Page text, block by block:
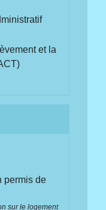
et la
permis de
sur le logement